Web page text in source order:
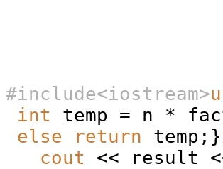
#include<iostream>
int temp = n *
else
return temp;}
cout << result